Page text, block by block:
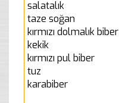
salatalık
taze soğan
kırmızı dolmalık biber
kekik
kırmızı pul biber
tuz
karabiber